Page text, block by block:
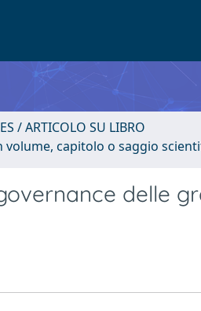
/ ARTICOLO SU LIBRO
capitolo o saggio
delle